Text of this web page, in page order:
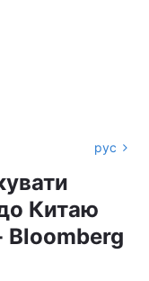
рус
Китаю
Bloomberg